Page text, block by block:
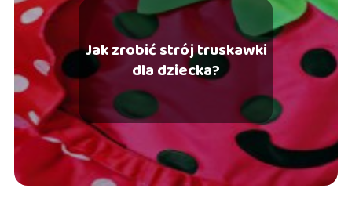
Jak zrobić strój truskawki
dla dziecka?